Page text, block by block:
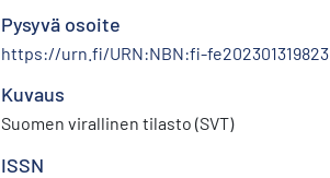
Pysyvä osoite
https://urn.fi/URN:NBN:fi-fe202301319823
Kuvaus
Suomen virallinen tilasto (SVT)
ISSN